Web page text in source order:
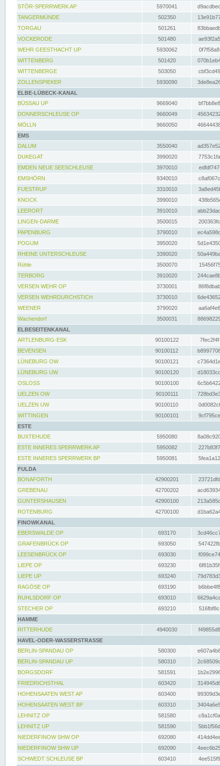
STÖR-SPERRWERK AP 5970041
TANGERMÜNDE
502350
TORGAU
501261
VOCKERODE
501480
WEHR GEESTHACHT UP
5930062
WITTENBERG
501420
WITTENBERGE
503050
ZOLLENSPIEKER
5930090
ELBE-LÜBECK-KANAL
BÜSSAU UP
9669040
DONNERSCHLEUSE OP
9660049
MÖLLN
9660050
EMS
DALUM
3550040
DUKEGAT
3990020
EMDEN NEUE SEESCHLEUSE
3970010
EMSHÖRN
9340010
FUESTRUP
3310010
KNOCK
3990010
LEERORT
3910010
LINGEN-DARME
3500015
PAPENBURG
3790010
POGUM
3950020
RHEINE UNTERSCHLEUSE
3390020
Rühle
3500070
TERBORG
3910020
VERSEN WEHR OP
3730001
VERSEN WEHRDURCHSTICH
3730010
WEENER
3790020
Wachendorf
3500031
ELBESEITENKANAL
ARTLENBURG-ESK
90100122
BEVENSEN
90100112
LÜNEBURG OW
90100121
LÜNEBURG UW
90100120
OSLOSS
90100100
UELZEN OW
90100111
UELZEN UW
90100110
WITTINGEN
90100101
ESTE
BUXTEHUDE
5950080
ESTE INNERES SPERRWERK AP
5950082
ESTE INNERES SPERRWERK BP
5950081
FULDA
BONAFORTH
42900201
GREBENAU
42700202
GUNTERSHAUSEN
42900100
ROTENBURG
42700100
FINOWKANAL
EBERSWALDE OP
693170
GRAFENBRÜCK OP
693050
LEESENBRÜCK OP
693030
LIEPE OP
693230
LIEPE UP
693240
RAGÖSE OP
693190
RUHLSDORF OP
693010
STECHER OP
693210
HAMME
RITTERHUDE
4940030
HAVEL-ODER-WASSERSTRASSE
BERLIN-SPANDAU OP
580300
BERLIN-SPANDAU UP
580310
BORGSDORF
581591
FRIEDRICHSTHAL
603420
HOHENSAATEN WEST AP
603400
HOHENSAATEN WEST BP
603310
LEHNITZ OP
581580
LEHNITZ UP
581590
NIEDERFINOW SHW OP
692080
NIEDERFINOW SHW UP
692090
SCHWEDT SCHLEUSE BP
603410